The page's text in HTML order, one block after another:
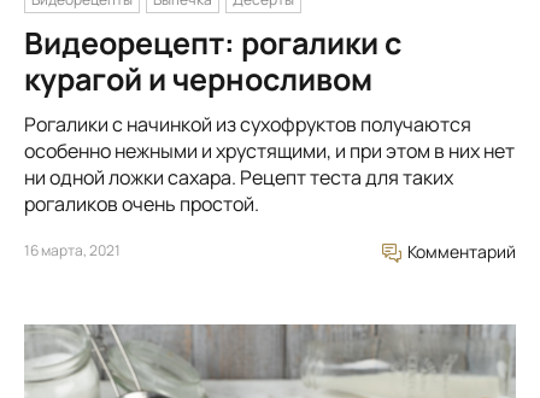
Видеорецепт: рогалики с
курагой и черносливом
Рогалики с начинкой из сухофруктов получаются
особенно нежными и хрустящими, и при этом в них нет
ни одной ложки сахара. Рецепт теста для таких
рогаликов очень простой.
16 марта, 2021 Комментарий